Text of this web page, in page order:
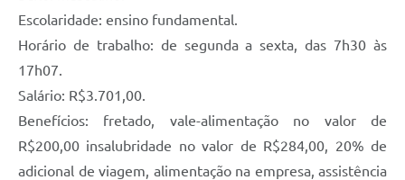
Escolaridade: ensino fundamental.
Horário de trabalho: de segunda a sexta, das 7h30 às
17h07.
Salário: R$3.701,00.
Benefícios: fretado, vale-alimentação no valor de
R$200,00 insalubridade no valor de R$284,00, 20% de
adicional de viagem, alimentação na empresa, assistência